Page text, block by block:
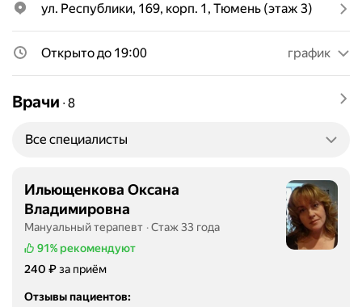
ул. Республики, 169, корп. 1, Тюмень (этаж 3)
Открыто до 19:00 график
Врачи ∙ 8
Все специалисты
Ильющенкова Оксана
Владимировна
Мануальный терапевт
Стаж 33 года
91% рекомендуют
Цена
240 ₽за приём
Отзывы пациентов: